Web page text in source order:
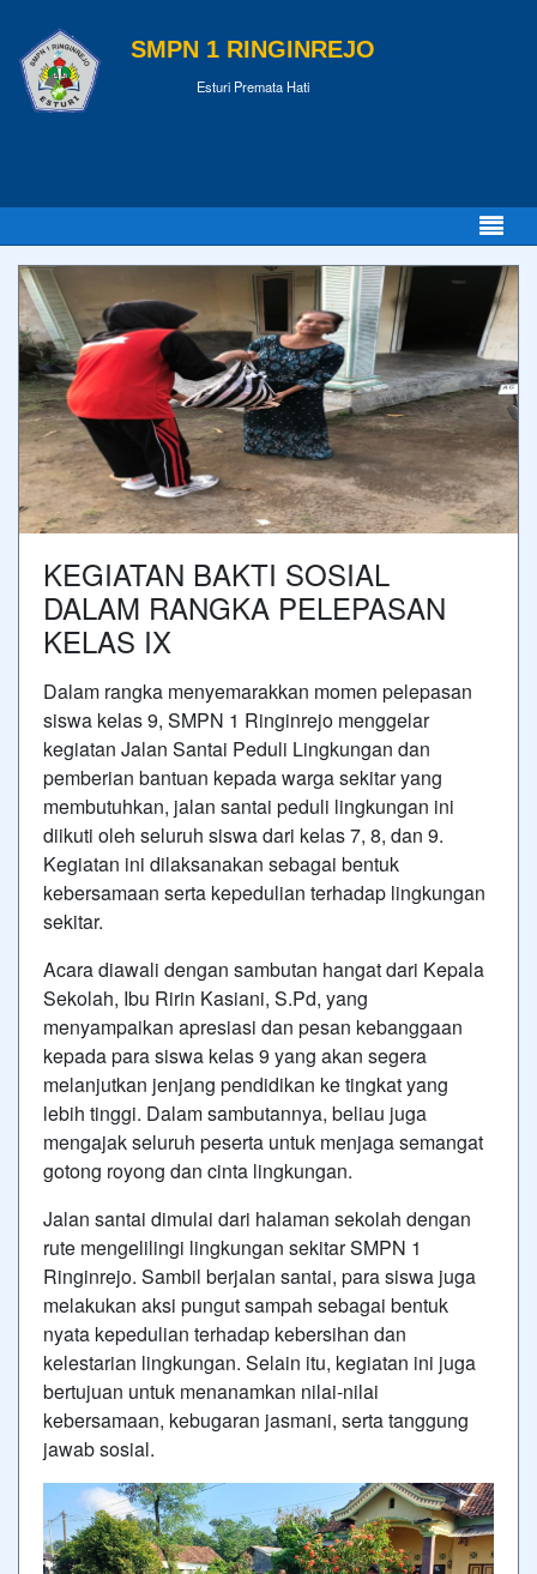
SMPN 1 RINGINREJO
Esturi Premata Hati
KEGIATAN BAKTI SOSIAL
DALAM RANGKA PELEPASAN
KELAS IX
Dalam rangka menyemarakkan momen pelepasan
siswa kelas 9, SMPN 1 Ringinrejo menggelar
kegiatan Jalan Santai Peduli Lingkungan dan
pemberian bantuan kepada warga sekitar yang
membutuhkan, jalan santai peduli lingkungan ini
diikuti oleh seluruh siswa dari kelas 7, 8, dan 9.
Kegiatan ini dilaksanakan sebagai bentuk
kebersamaan serta kepedulian terhadap lingkungan
sekitar.
Acara diawali dengan sambutan hangat dari Kepala
Sekolah, Ibu Ririn Kasiani, S.Pd, yang
menyampaikan apresiasi dan pesan kebanggaan
kepada para siswa kelas 9 yang akan segera
melanjutkan jenjang pendidikan ke tingkat yang
lebih tinggi. Dalam sambutannya, beliau juga
mengajak seluruh peserta untuk menjaga semangat
gotong royong dan cinta lingkungan.
Jalan santai dimulai dari halaman sekolah dengan
rute mengelilingi lingkungan sekitar SMPN 1
Ringinrejo. Sambil berjalan santai, para siswa juga
melakukan aksi pungut sampah sebagai bentuk
nyata kepedulian terhadap kebersihan dan
kelestarian lingkungan. Selain itu, kegiatan ini juga
bertujuan untuk menanamkan nilai-nilai
kebersamaan, kebugaran jasmani, serta tanggung
jawab sosial.